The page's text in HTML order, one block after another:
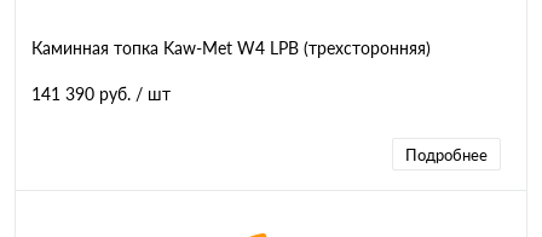
Каминная топка Kaw-Met W4 LPB (трехсторонняя)
141 390 руб. / шт
Подробнее